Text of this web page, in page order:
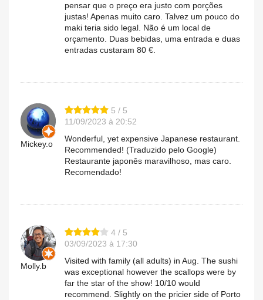
pensar que o preço era justo com porções
justas! Apenas muito caro. Talvez um pouco do
maki teria sido legal. Não é um local de
orçamento. Duas bebidas, uma entrada e duas
entradas custaram 80 €.
Mickey.o
5 / 5
11/09/2023 à 20:52
Wonderful, yet expensive Japanese restaurant.
Recommended! (Traduzido pelo Google)
Restaurante japonês maravilhoso, mas caro.
Recomendado!
Molly.b
4 / 5
03/09/2023 à 17:30
Visited with family (all adults) in Aug. The sushi
was exceptional however the scallops were by
far the star of the show! 10/10 would
recommend. Slightly on the pricier side of Porto